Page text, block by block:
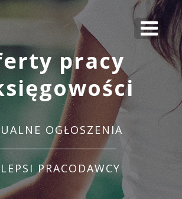
pracy
OGŁOSZENIA
PRACODAWCY